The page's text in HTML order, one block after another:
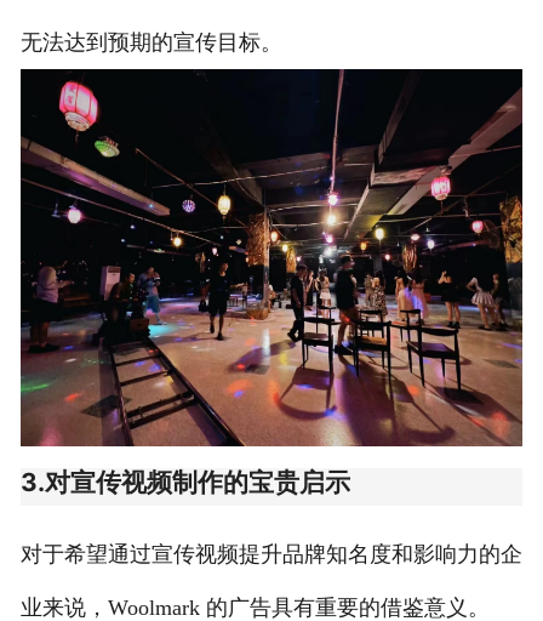
无法达到预期的宣传目标。
3.对宣传视频制作的宝贵启示
对于希望通过宣传视频提升品牌知名度和影响力的企
业来说，Woolmark 的广告具有重要的借鉴意义。